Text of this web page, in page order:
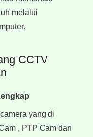
melalui
CCTV
yang di
, PTP Cam dan